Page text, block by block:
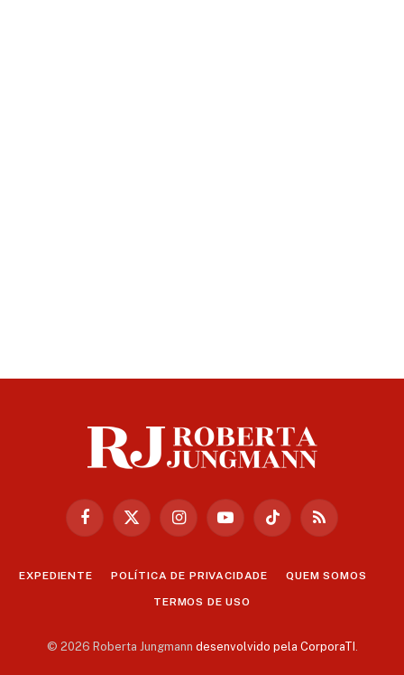
Facebook
X
InstagramYouTubeTikTok RSS
EXPEDIENTE POLÍTICA DE PRIVACIDADE QUEM SOMOS
TERMOS DE USO
© 2026 Roberta Jungmann desenvolvido pela CorporaTI .